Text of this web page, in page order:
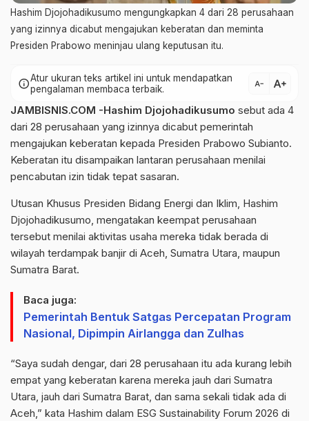
Hashim Djojohadikusumo mengungkapkan 4 dari 28 perusahaan
yang izinnya dicabut mengajukan keberatan dan meminta
Presiden Prabowo meninjau ulang keputusan itu.
infoAtur ukuran teks artikel ini untuk mendapatkan
pengalaman membaca terbaik.
text_decrease text_increase
JAMBISNIS.COM -Hashim Djojohadikusumo sebut ada 4
dari 28 perusahaan yang izinnya dicabut pemerintah
mengajukan keberatan kepada Presiden Prabowo Subianto.
Keberatan itu disampaikan lantaran perusahaan menilai
pencabutan izin tidak tepat sasaran.
Utusan Khusus Presiden Bidang Energi dan Iklim, Hashim
Djojohadikusumo, mengatakan keempat perusahaan
tersebut menilai aktivitas usaha mereka tidak berada di
wilayah terdampak banjir di Aceh, Sumatra Utara, maupun
Sumatra Barat.
Baca juga:
Pemerintah Bentuk Satgas Percepatan Program
Nasional, Dipimpin Airlangga dan Zulhas
“Saya sudah dengar, dari 28 perusahaan itu ada kurang lebih
empat yang keberatan karena mereka jauh dari Sumatra
Utara, jauh dari Sumatra Barat, dan sama sekali tidak ada di
Aceh,” kata Hashim dalam ESG Sustainability Forum 2026 di